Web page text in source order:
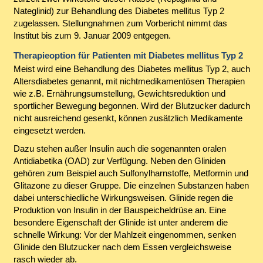
Nateglinid) zur Behandlung des Diabetes mellitus Typ 2
zugelassen. Stellungnahmen zum Vorbericht nimmt das
Institut bis zum 9. Januar 2009 entgegen.
Therapieoption für Patienten mit Diabetes mellitus Typ 2
Meist wird eine Behandlung des Diabetes mellitus Typ 2, auch
Altersdiabetes genannt, mit nichtmedikamentösen Therapien
wie z.B. Ernährungsumstellung, Gewichtsreduktion und
sportlicher Bewegung begonnen. Wird der Blutzucker dadurch
nicht ausreichend gesenkt, können zusätzlich Medikamente
eingesetzt werden.
Dazu stehen außer Insulin auch die sogenannten oralen
Antidiabetika (OAD) zur Verfügung. Neben den Gliniden
gehören zum Beispiel auch Sulfonylharnstoffe, Metformin und
Glitazone zu dieser Gruppe. Die einzelnen Substanzen haben
dabei unterschiedliche Wirkungsweisen. Glinide regen die
Produktion von Insulin in der Bauspeicheldrüse an. Eine
besondere Eigenschaft der Glinide ist unter anderem die
schnelle Wirkung: Vor der Mahlzeit eingenommen, senken
Glinide den Blutzucker nach dem Essen vergleichsweise
rasch wieder ab.